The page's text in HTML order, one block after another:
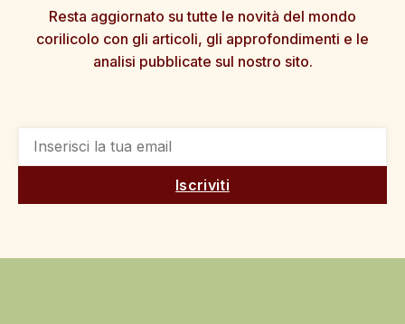
Resta aggiornato su tutte le novità del mondo
corilicolo con gli articoli, gli approfondimenti e le
analisi pubblicate sul nostro sito.
Iscriviti